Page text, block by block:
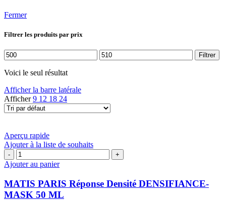
Fermer
Filtrer les produits par prix
Prix
min
Prix
max
Filtrer
Voici le seul résultat
Afficher la barre latérale
Afficher9 12 18 24
Aperçu rapide
Ajouter à la liste de souhaits
quantité
de
PARIS
Réponse
Densité
Ajouter au panier
MATIS PARIS Réponse Densité DENSIFIANCE-
MASK 50 ML